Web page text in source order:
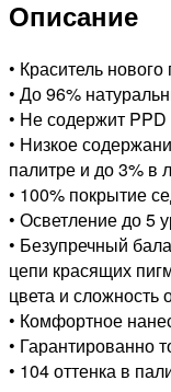
Описание
• Краситель
• До 96%
• Не содержит PPD
• Низкое
палитре и до 3% в
• 100% покрытие
• Осветление до 5
• Безупречный
цепи красящих
цвета и сложность
• Комфортное
• Гарантированно
• 104 оттенка в